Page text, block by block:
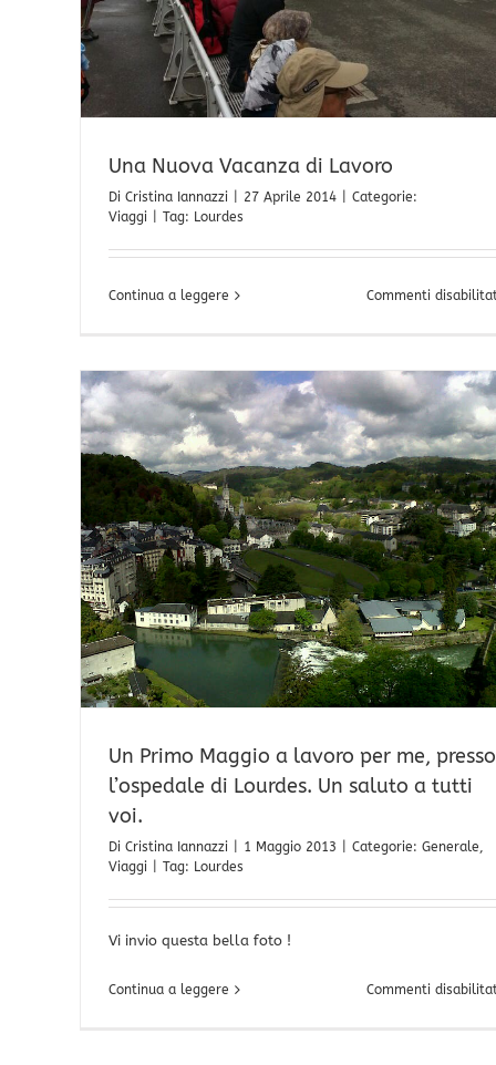
Una Nuova Vacanza di Lavoro
Di Cristina Iannazzi 27 Aprile 2014
Categorie:
Viaggi
Tag: Lourdes
Continua a leggere Commenti
Un Primo Maggio a lavoro per me, presso
l’ospedale di Lourdes. Un saluto a tutti
voi.
Di Cristina Iannazzi 1 Maggio 2013 Categorie: Generale
Viaggi
Tag: Lourdes
Vi invio questa bella foto !
Continua a leggere Commenti